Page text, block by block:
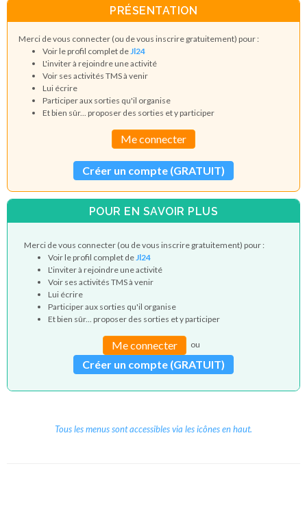
PRÉSENTATION
Merci de vous connecter (ou de vous inscrire gratuitement) pour :
Voir le profil complet deJl24
L'inviter à rejoindre une activité
Voir ses activités TMS à venir
Lui écrire
Participer aux sorties qu'il organise
Et bien sûr... proposer des sorties et y participer
Me connecter
Créer un compte (GRATUIT)
POUR EN SAVOIR PLUS
Merci de vous connecter (ou de vous inscrire gratuitement) pour :
Voir le profil complet deJl24
L'inviter à rejoindre une activité
Voir ses activités TMS à venir
Lui écrire
Participer aux sorties qu'il organise
Et bien sûr... proposer des sorties et y participer
Me connecter ou
Créer un compte (GRATUIT)
Tous les menus sont accessibles via les icônes en haut.